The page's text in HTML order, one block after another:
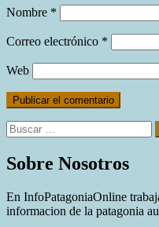
Nombre *
Correo electrónico *
Web
Buscar:
Sobre Nosotros
En InfoPatagoniaOnline
informacion de la patagonia